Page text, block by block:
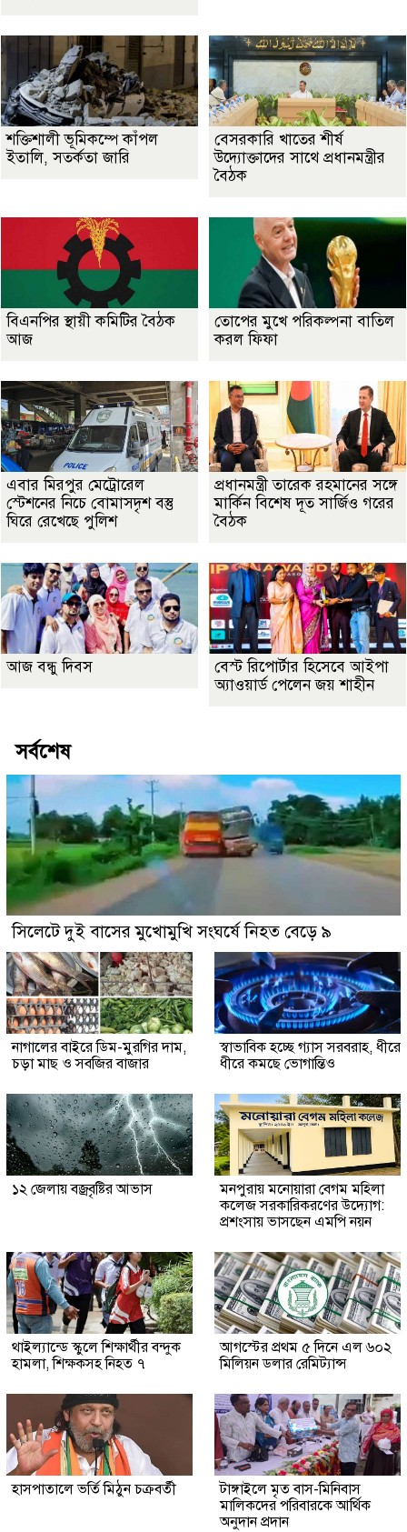
শক্তিশালী ভূমিকম্পে কাঁপল
ইতালি, সতর্কতা জারি
বেসরকারি খাতের শীর্ষ
উদ্যোক্তাদের সাথে প্রধানমন্ত্রীর
বৈঠক
বিএনপির স্থায়ী কমিটির বৈঠক
আজ
তোপের মুখে পরিকল্পনা বাতিল
করল ফিফা
এবার মিরপুর মেট্রোরেল
স্টেশনের নিচে বোমাসদৃশ বস্তু
ঘিরে রেখেছে পুলিশ
প্রধানমন্ত্রী তারেক রহমানের সঙ্গে
মার্কিন বিশেষ দূত সার্জিও গরের
বৈঠক
আজ বন্ধু দিবস
বেস্ট রিপোর্টার হিসেবে আইপা
অ্যাওয়ার্ড পেলেন জয় শাহীন
সর্বশেষ
সিলেটে দুই বাসের মুখোমুখি সংঘর্ষে নিহত বেড়ে ৯
নাগালের বাইরে ডিম-মুরগির দাম,
চড়া মাছ ও সবজির বাজার
স্বাভাবিক হচ্ছে গ্যাস সরবরাহ, ধীরে
ধীরে কমছে ভোগান্তিও
১২ জেলায় বজ্রবৃষ্টির আভাস
মনপুরায় মনোয়ারা বেগম মহিলা
কলেজ সরকারিকরণের উদ্যোগ:
প্রশংসায় ভাসছেন এমপি নয়ন
থাইল্যান্ডে স্কুলে শিক্ষার্থীর বন্দুক
হামলা, শিক্ষকসহ নিহত ৭
আগস্টের প্রথম ৫ দিনে এল ৬০২
মিলিয়ন ডলার রেমিট্যান্স
হাসপাতালে ভর্তি মিঠুন চক্রবর্তী
টাঙ্গাইলে মৃত বাস-মিনিবাস
মালিকদের পরিবারকে আর্থিক
অনুদান প্রদান